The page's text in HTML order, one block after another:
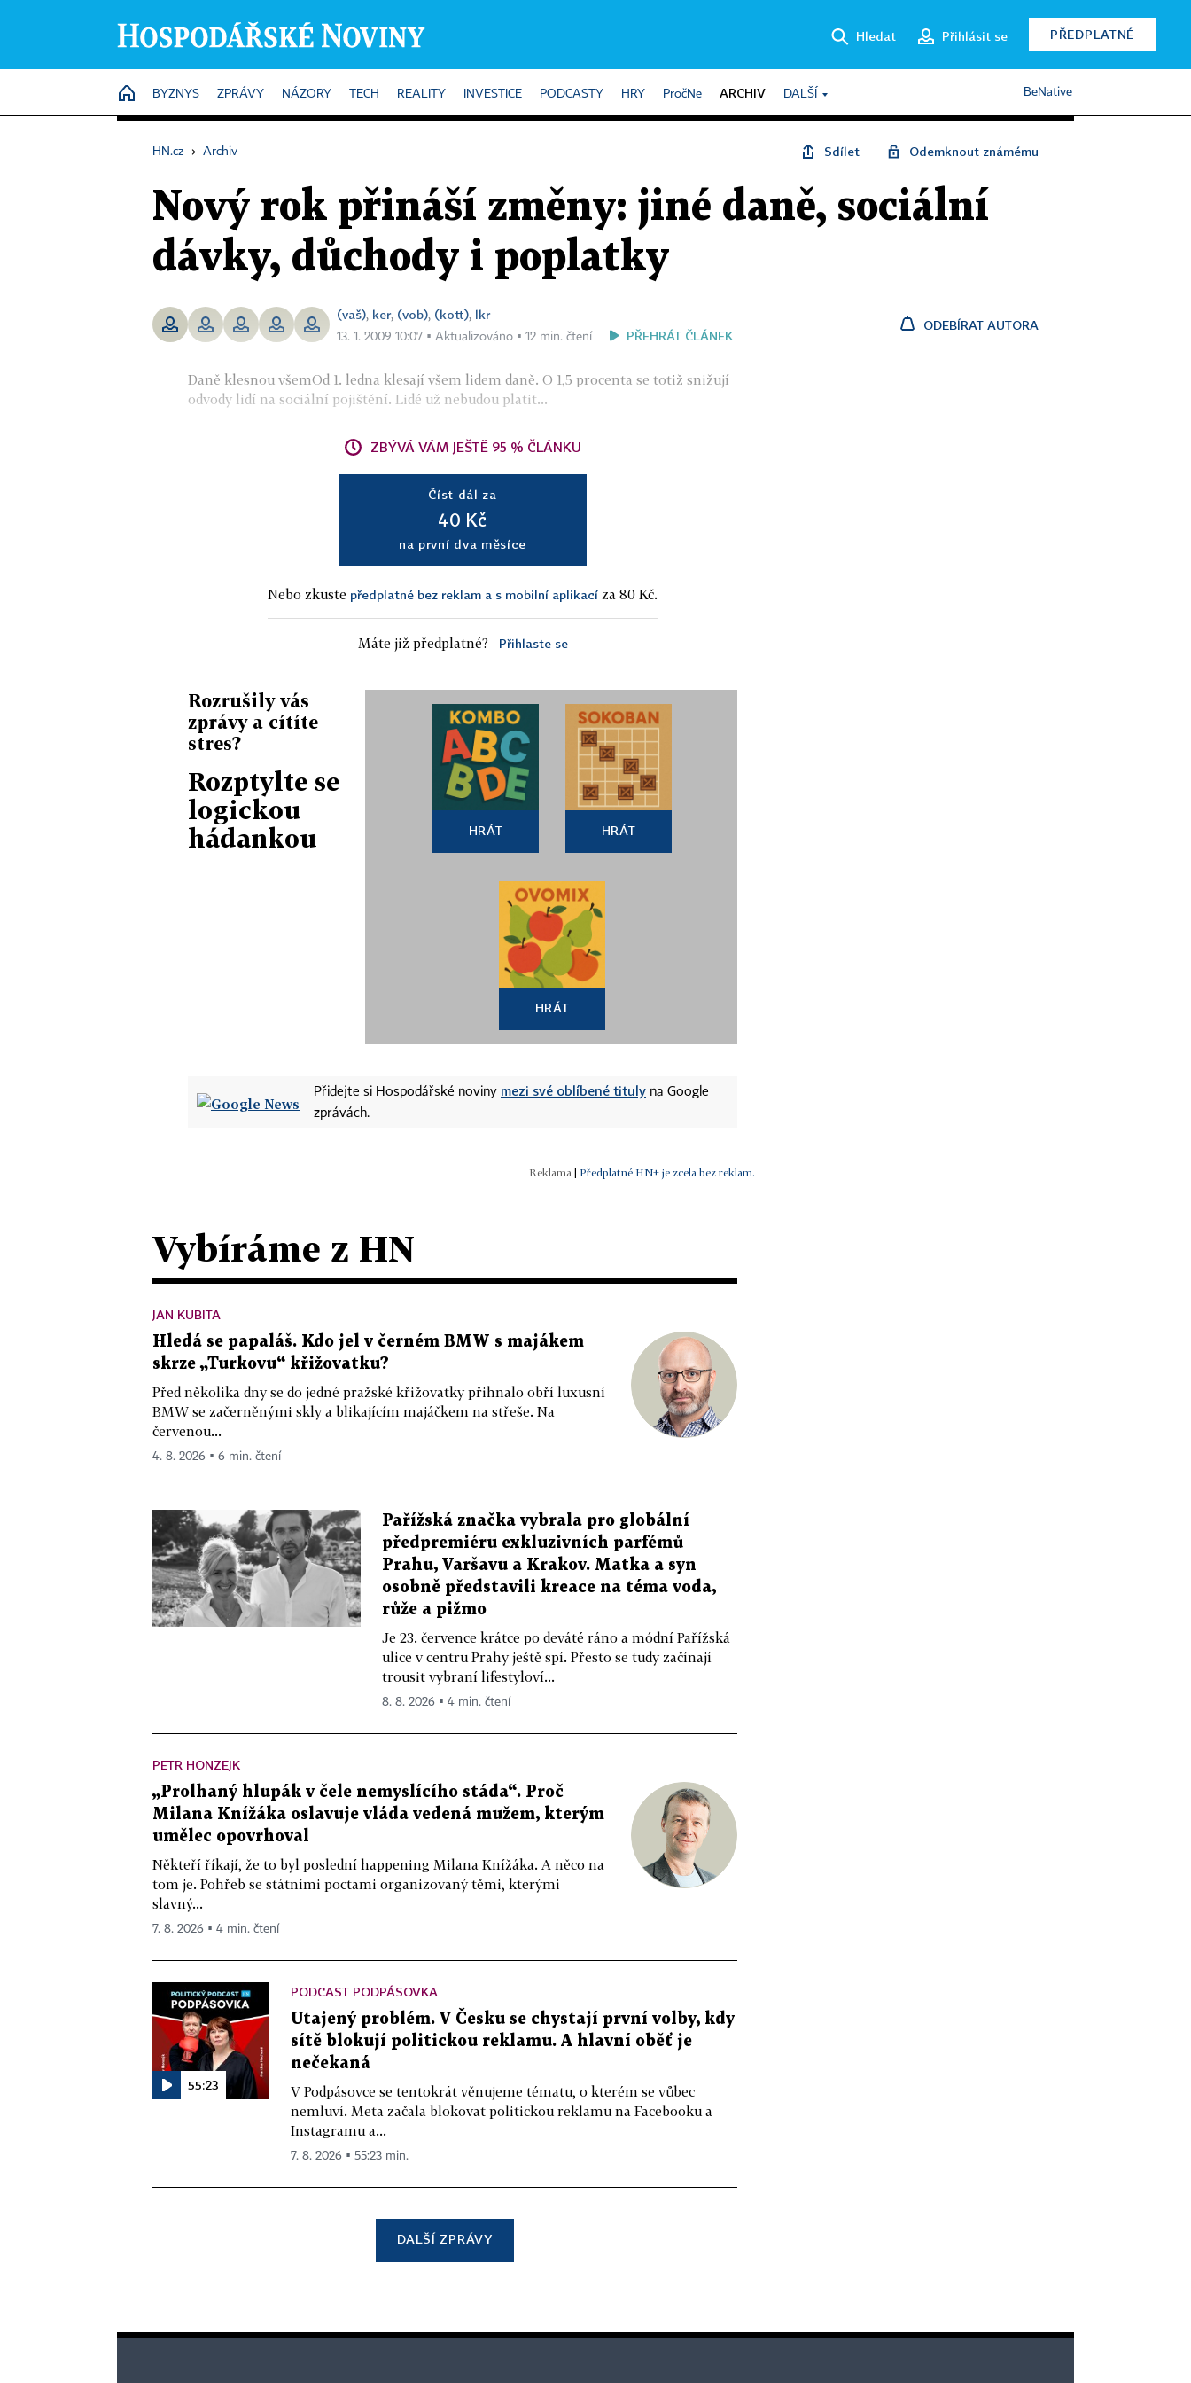
Hledat Přihlásit se PŘEDPLATNÉ
HOME
BYZNYS ZPRÁVY NÁZORY TECH REALITY INVESTICE PODCASTY HRY PročNe ARCHIV DALŠÍ BeNative
HN.cz › Archiv Sdílet Odemknout známému
Nový rok přináší změny: jiné daně, sociální
dávky, důchody i poplatky
(vaš), ker, (vob), (kott), lkr
13. 1. 2009 10:07 ▪ Aktualizováno ▪ 12 min. čtení PŘEHRÁT ČLÁNEK
ODEBÍRAT AUTORA
Daně klesnou všemOd 1. ledna klesají všem lidem daně. O 1,5 procenta se totiž snižují
odvody lidí na sociální pojištění. Lidé už nebudou platit...
ZBÝVÁ VÁM JEŠTĚ 95 % ČLÁNKU
Číst dál za
40 Kč
na první dva měsíce
Nebo zkuste předplatné bez reklam a s mobilní aplikací za 80 Kč.
Máte již předplatné? Přihlaste se
Rozrušily vás
zprávy a cítíte
stres?
Rozptylte se
logickou
hádankou
HRÁT HRÁT
HRÁT
Přidejte si Hospodářské noviny mezi své oblíbené tituly na Google
zprávách.
Předplatné HN+ je zcela bez reklam.
Vybíráme z HN
JAN KUBITA
Hledá se papaláš. Kdo jel v černém BMW s majákem
skrze „Turkovu“ křižovatku?
Před několika dny se do jedné pražské křižovatky přihnalo obří luxusní
BMW se začerněnými skly a blikajícím majáčkem na střeše. Na
červenou...
4. 8. 2026 ▪ 6 min. čtení
Pařížská značka vybrala pro globální
předpremiéru exkluzivních parfémů
Prahu, Varšavu a Krakov. Matka a syn
osobně představili kreace na téma voda,
růže a pižmo
Je 23. července krátce po deváté ráno a módní Pařížská
ulice v centru Prahy ještě spí. Přesto se tudy začínají
trousit vybraní lifestyloví...
8. 8. 2026 ▪ 4 min. čtení
PETR HONZEJK
„Prolhaný hlupák v čele nemyslícího stáda“. Proč
Milana Knížáka oslavuje vláda vedená mužem, kterým
umělec opovrhoval
Někteří říkají, že to byl poslední happening Milana Knížáka. A něco na
tom je. Pohřeb se státními poctami organizovaný těmi, kterými
slavný...
7. 8. 2026 ▪ 4 min. čtení
55:23
PODCAST PODPÁSOVKA
Utajený problém. V Česku se chystají první volby, kdy
sítě blokují politickou reklamu. A hlavní oběť je
nečekaná
V Podpásovce se tentokrát věnujeme tématu, o kterém se vůbec
nemluví. Meta začala blokovat politickou reklamu na Facebooku a
Instagramu a...
7. 8. 2026 ▪ 55:23 min.
DALŠÍ ZPRÁVY